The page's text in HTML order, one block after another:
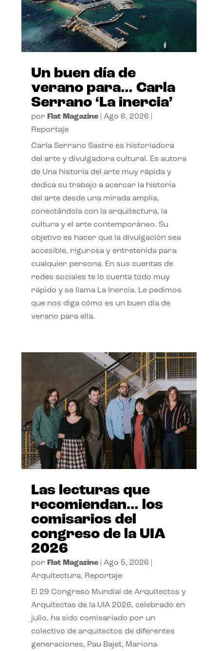
Un buen día de
verano para… Carla
Serrano ‘La inercia’
por Flat Magazine| Ago 6, 2026
Reportaje
Carla Serrano Sastre es historiadora
del arte y divulgadora cultural. Es autora
de Una historia del arte muy rápida y
dedica su trabajo a acercar la historia
del arte desde una mirada amplia,
conectándola con la arquitectura, la
cultura y el arte contemporáneo. Su
objetivo es hacer que la divulgación sea
accesible, rigurosa y entretenida para
cualquier persona. En sus cuentas de
redes sociales te lo cuenta todo muy
rápido y se llama La Inercia. Le pedimos
que nos diga cómo es un buen día de
verano para ella.
Las lecturas que
recomiendan… los
comisarios del
congreso de la UIA
2026
por Flat Magazine| Ago 5, 2026
Arquitectura, Reportaje
El 29 Congreso Mundial de Arquitectos y
Arquitectas de la UIA 2026, celebrado en
julio, ha sido comisariado por un
colectivo de arquitectos de diferentes
generaciones, Pau Bajet, Mariona